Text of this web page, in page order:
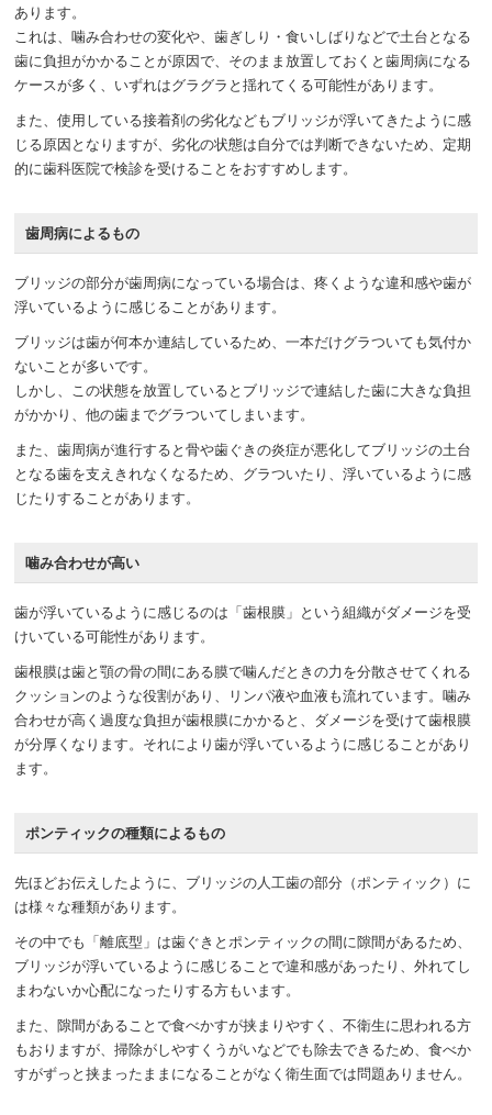
あります。
これは、噛み合わせの変化や、歯ぎしり・食いしばりなどで土台となる
歯に負担がかかることが原因で、そのまま放置しておくと歯周病になる
ケースが多く、いずれはグラグラと揺れてくる可能性があります。
また、使用している接着剤の劣化などもブリッジが浮いてきたように感
じる原因となりますが、劣化の状態は自分では判断できないため、定期
的に歯科医院で検診を受けることをおすすめします。
歯周病によるもの
ブリッジの部分が歯周病になっている場合は、疼くような違和感や歯が
浮いているように感じることがあります。
ブリッジは歯が何本か連結しているため、一本だけグラついても気付か
ないことが多いです。
しかし、この状態を放置しているとブリッジで連結した歯に大きな負担
がかかり、他の歯までグラついてしまいます。
また、歯周病が進行すると骨や歯ぐきの炎症が悪化してブリッジの土台
となる歯を支えきれなくなるため、グラついたり、浮いているように感
じたりすることがあります。
噛み合わせが高い
歯が浮いているように感じるのは「歯根膜」という組織がダメージを受
けいている可能性があります。
歯根膜は歯と顎の骨の間にある膜で噛んだときの力を分散させてくれる
クッションのような役割があり、リンパ液や血液も流れています。噛み
合わせが高く過度な負担が歯根膜にかかると、ダメージを受けて歯根膜
が分厚くなります。それにより歯が浮いているように感じることがあり
ます。
ポンティックの種類によるもの
先ほどお伝えしたように、ブリッジの人工歯の部分（ポンティック）に
は様々な種類があります。
その中でも「離底型」は歯ぐきとポンティックの間に隙間があるため、
ブリッジが浮いているように感じることで違和感があったり、外れてし
まわないか心配になったりする方もいます。
また、隙間があることで食べかすが挟まりやすく、不衛生に思われる方
もおりますが、掃除がしやすくうがいなどでも除去できるため、食べか
すがずっと挟まったままになることがなく衛生面では問題ありません。